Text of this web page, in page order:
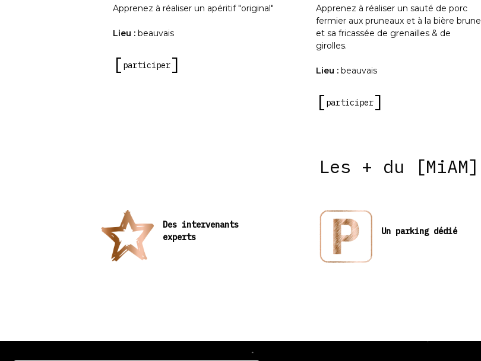
Apprenez à réaliser un apéritif "original"
Lieu : beauvais
participer
Apprenez à réaliser un sauté de porc
fermier aux pruneaux et à la bière brune
et sa fricassée de grenailles & de
girolles.
Lieu : beauvais
participer
Les + du [MiAM]
Des intervenants
experts
Un parking dédié